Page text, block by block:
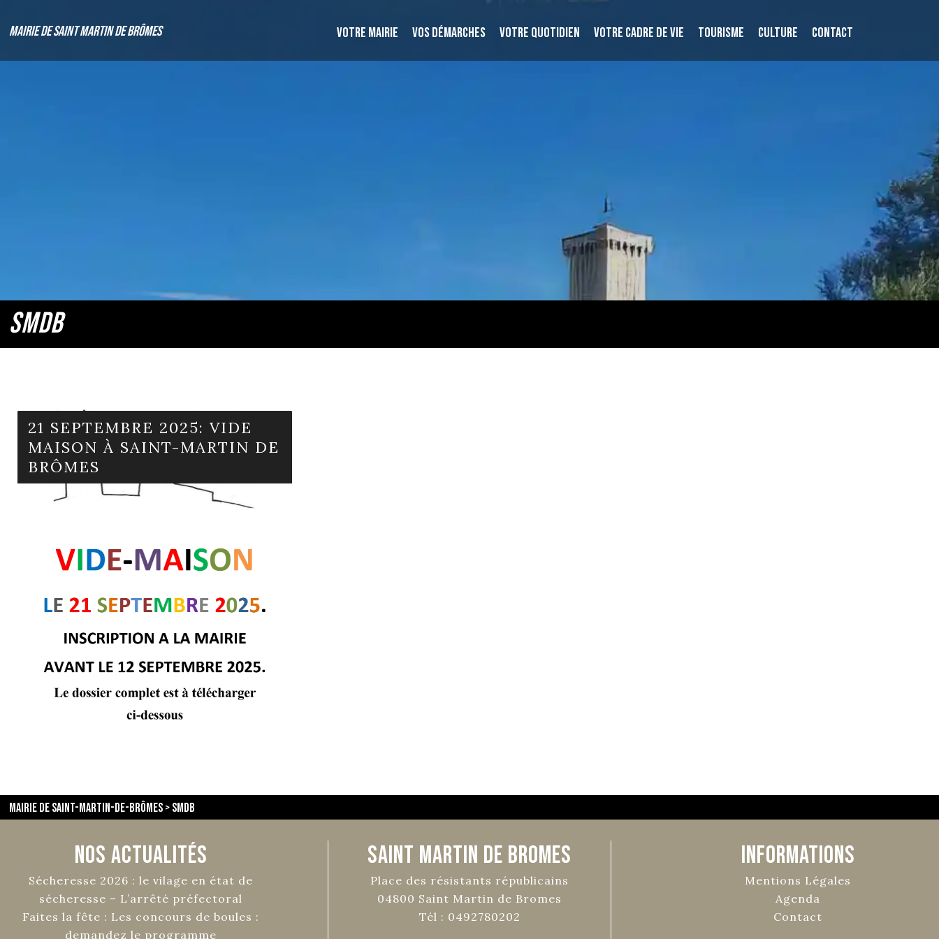
Mairie de Saint Martin de Brômes VOTRE MAIRIE VOS DÉMARCHES VOTRE QUOTIDIEN VOTRE CADRE DE VIE TOURISME CULTURE CONTACT
SMDB
21 SEPTEMBRE 2025: VIDE
MAISON À SAINT-MARTIN DE
BRÔMES
Mairie de Saint-Martin-de-Brômes>Smdb
Nos Actualités
Sécheresse 2026 : le vilage en état de
sécheresse – L’arrêté préfectoral
Faites la fête : Les concours de boules :
demandez le programme
Saint Martin de Bromes
Place des résistants républicains
04800 Saint Martin de Bromes
Tél : 0492780202
Informations
Mentions Légales
Agenda
Contact